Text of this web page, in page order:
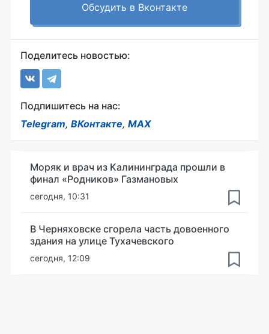
Обсудить в Вконтакте
Поделитесь новостью:
Подпишитесь на нас:
Telegram, ВКонтакте, MAX
Моряк и врач из Калининграда прошли в
финал «Родников» Газмановых
сегодня, 10:31
В Черняховске сгорела часть довоенного
здания на улице Тухачевского
сегодня, 12:09